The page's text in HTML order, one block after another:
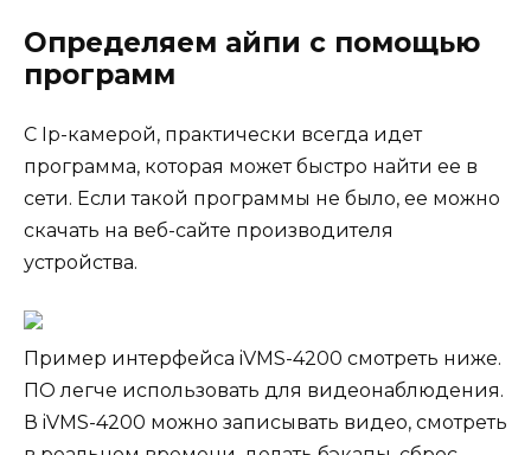
Определяем айпи с помощью
программ
С Ip-камерой, практически всегда идет
программа, которая может быстро найти ее в
сети. Если такой программы не было, ее можно
скачать на веб-сайте производителя
устройства.
Пример интерфейса iVMS-4200 смотреть ниже.
ПО легче использовать для видеонаблюдения.
В iVMS-4200 можно записывать видео, смотреть